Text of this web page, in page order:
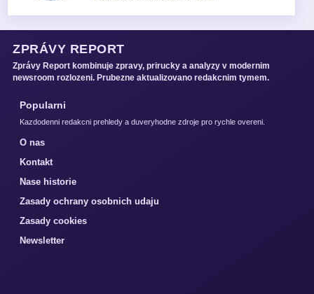
ZPRÁVY REPORT
Zprávy Report kombinuje zpravy, prirucky a analyzy v modernim
newsroom rozlozeni. Prubezne aktualizovano redakcnim tymem.
Popularni
Kazdodenni redakcni prehledy a duveryhodne zdroje pro rychle overeni.
O nas
Kontakt
Nase historie
Zasady ochrany osobnich udaju
Zasady cookies
Newsletter